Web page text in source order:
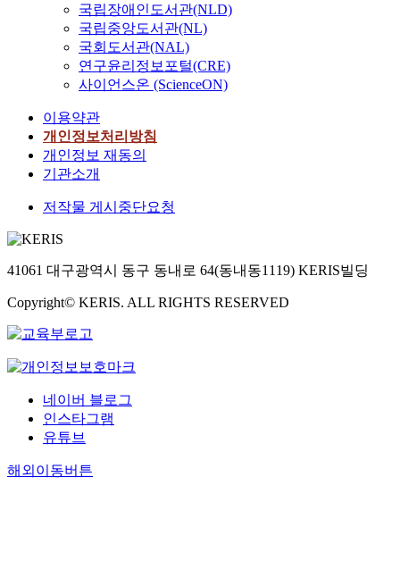
국립장애인도서관(NLD)
국립중앙도서관(NL)
국회도서관(NAL)
연구윤리정보포털(CRE)
사이언스온 (ScienceON)
이용약관
개인정보처리방침
개인정보 재동의
기관소개
저작물 게시중단요청
41061 대구광역시 동구 동내로 64(동내동1119) KERIS빌딩
Copyright© KERIS. ALL RIGHTS RESERVED
네이버 블로그
인스타그램
유튜브
해외이동버튼